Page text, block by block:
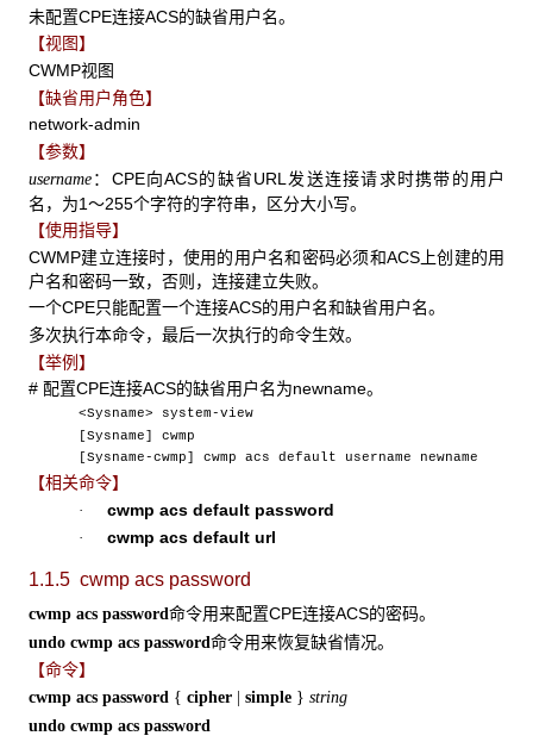
未配置CPE连接ACS的缺省用户名。
【视图】
CWMP视图
【缺省用户角色】
network-admin
【参数】
username ：CPE向ACS的缺省URL发送连接请求时携带的用户
名，为1～255个字符的字符串，区分大小写。
【使用指导】
CWMP建立连接时，使用的用户名和密码必须和ACS上创建的用
户名和密码一致，否则，连接建立失败。
一个CPE只能配置一个连接ACS的用户名和缺省用户名。
多次执行本命令，最后一次执行的命令生效。
【举例】
# 配置CPE连接ACS的缺省用户名为newname。
<Sysname> system-view
[Sysname] cwmp
[Sysname-cwmp] cwmp acs default username newname
【相关命令】
· cwmp acs default password
· cwmp acs default url
1.1.5 cwmp acs password
cwmp acs password命令用来配置CPE连接ACS的密码。
undo cwmp acs password命令用来恢复缺省情况。
【命令】
cwmp acs password { cipher simple } string
undo cwmp acs password